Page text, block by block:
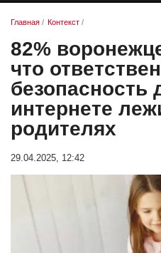
Главная / Контекст /
82%
что
безопасность
интернете
родителях
29.04.2025, 12:42